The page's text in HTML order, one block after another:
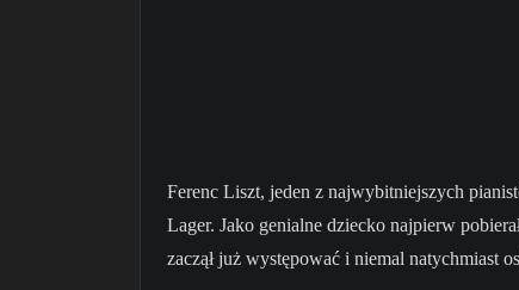
Ferenc Liszt, jeden z najwybitniejszych
Lager. Jako genialne dziecko najpierw
zaczął już występować i niemal natychmiast